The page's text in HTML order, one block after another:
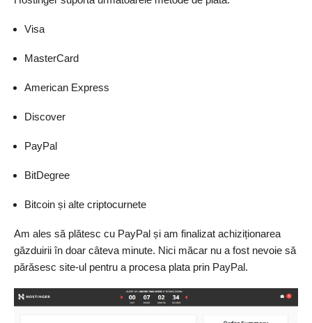
Visa
MasterCard
American Express
Discover
PayPal
BitDegree
Bitcoin și alte criptocurnete
Am ales să plătesc cu PayPal și am finalizat achiziționarea
găzduirii în doar câteva minute. Nici măcar nu a fost nevoie să
părăsesc site-ul pentru a procesa plata prin PayPal.